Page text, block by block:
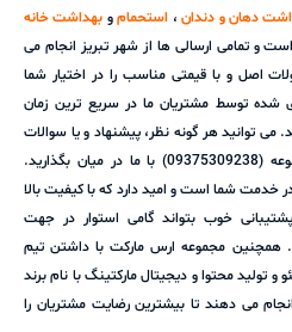
دهان و دندان، استحمامو بهداشت خانه
و تمامی ارسالی ها از شهر تبریز انجام می
اصل و با قیمتی مناسب را در اختیار شما
شده توسط مشتریان ما در سریع ترین زمان
توانید هر گونه نظر، پیشنهاد و یا سوالات
خود را از طریق پشتیبانی آنلاین مجموعه (09375309238) با ما در میان بگذارید.
در خدمت شما است و امید دارد که با کیفیت بالا
خوب بتواند گامی استوار در جهت
همچنین مجموعه ارس مارکت با داشتن تیم
محتوا و دیجیتال مارکتینگ با نام برند
می دهند تا بیشترین رضایت مشتریان را